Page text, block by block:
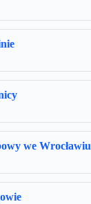
we Wrocławiu